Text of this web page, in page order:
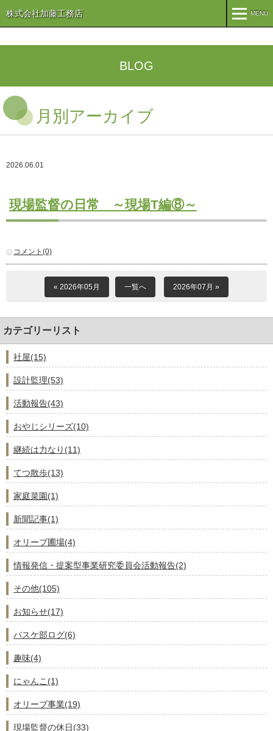
株式会社加藤工務店 MENU
コンセプト
事業案内
公共施設 PFI事業
商業・事業施設
代表メッセージ 先輩たちの声
募集要項
SDGs
不動産情報
BLOG
月別アーカイブ
2026.06.01
現場監督の日常 ～現場T編⑧～
コメント(0)
« 2026年05月 一覧へ 2026年07月 »
カテゴリーリスト
社屋(15)
設計監理(53)
活動報告(43)
おやじシリーズ(10)
継続は力なり(11)
てつ散歩(13)
家庭菜園(1)
新聞記事(1)
オリーブ圃場(4)
情報発信・提案型事業研究委員会活動報告(2)
その他(105)
お知らせ(17)
バスケ部ログ(6)
趣味(4)
にゃんこ(1)
オリーブ事業(19)
現場監督の休日(33)